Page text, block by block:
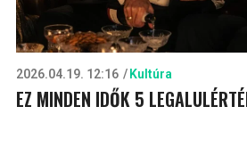
2026.04.19. 12:16 Kultúra
EZ MINDEN IDŐK 5